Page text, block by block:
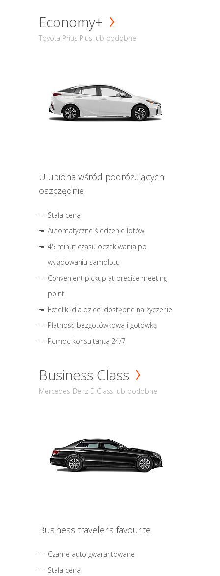
Economy+
Toyota Prius Plus lub podobne
Ulubiona wśród podróżujących
oszczędnie
Stała cena
Automatyczne śledzenie lotów
45 minut czasu oczekiwania po
wylądowaniu samolotu
Convenient pickup at precise meeting
point
Foteliki dla dzieci dostępne na życzenie
Płatność bezgotówkowa i gotówką
Pomoc konsultanta 24/7
Business Class
Mercedes-Benz E-Class lub podobne
Business traveler's favourite
Czarne auto gwarantowane
Stała cena